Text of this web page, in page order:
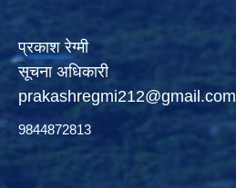
प्रकाश रेग्मी
सूचना अधिकारी
prakashregmi212@gmail.com
9844872813